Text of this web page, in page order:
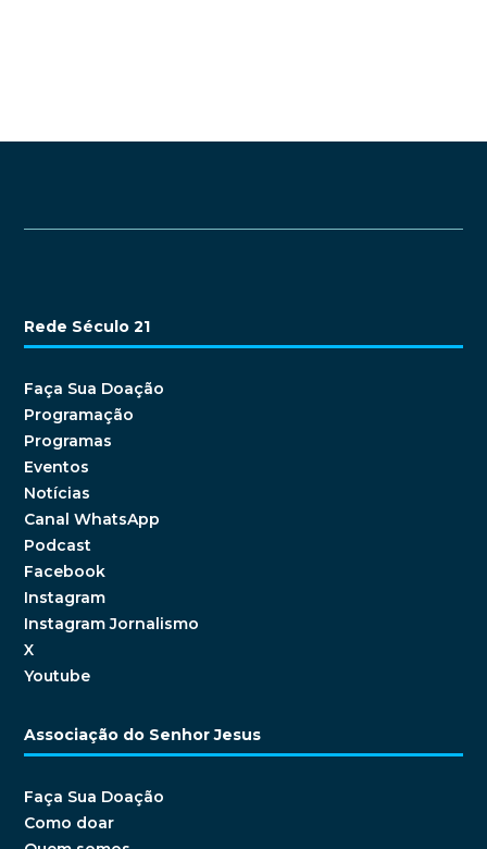
Rede Século 21
Faça Sua Doação
Programação
Programas
Eventos
Notícias
Canal WhatsApp
Podcast
Facebook
Instagram
Instagram Jornalismo
X
Youtube
Associação do Senhor Jesus
Faça Sua Doação
Como doar